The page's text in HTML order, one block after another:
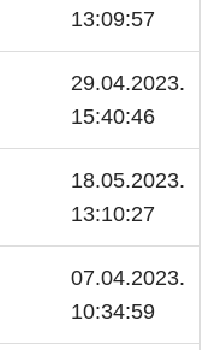
13:09:57
29.04.2023.
15:40:46
18.05.2023.
13:10:27
07.04.2023.
10:34:59